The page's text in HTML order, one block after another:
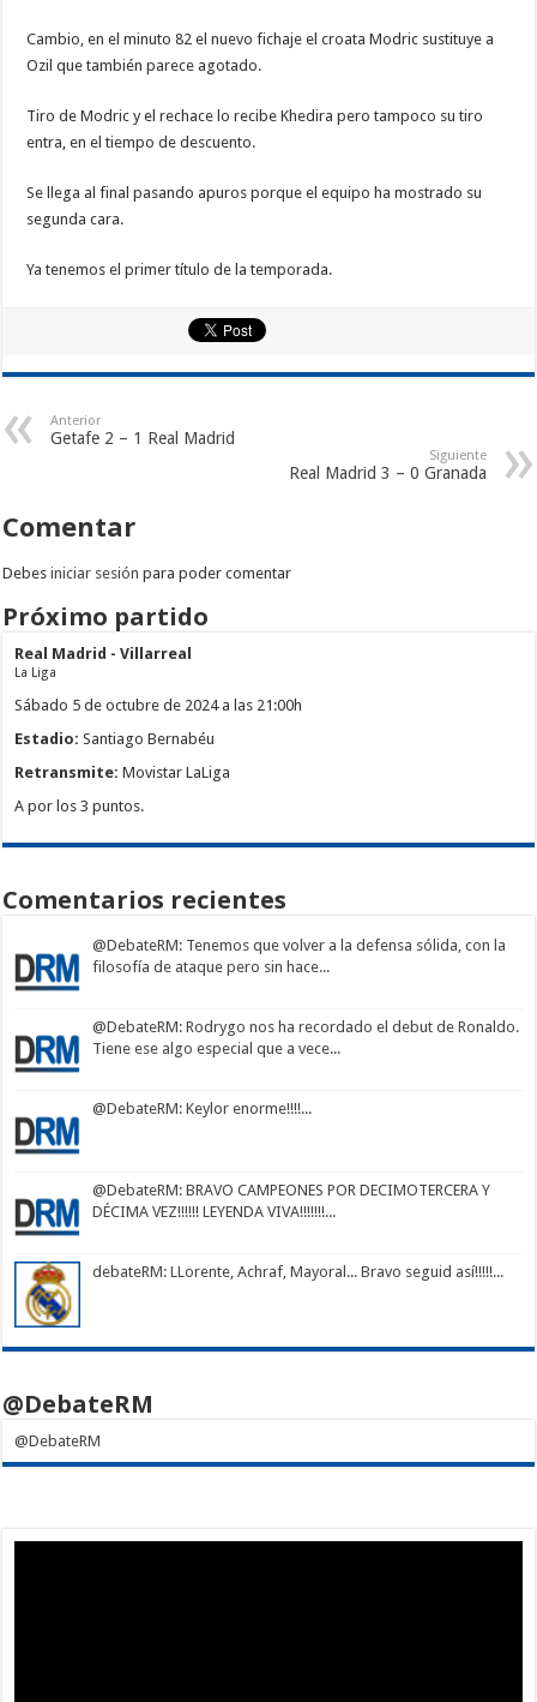
Cambio, en el minuto 82 el nuevo fichaje el croata Modric sustituye a
Ozil que también parece agotado.
Tiro de Modric y el rechace lo recibe Khedira pero tampoco su tiro
entra, en el tiempo de descuento.
Se llega al final pasando apuros porque el equipo ha mostrado su
segunda cara.
Ya tenemos el primer título de la temporada.
Anterior
Getafe 2 – 1 Real Madrid
Siguiente
Real Madrid 3 – 0 Granada
Comentar
Debesiniciar sesión para poder comentar
Próximo partido
Real Madrid - Villarreal
La Liga
Sábado 5 de octubre de 2024 a las 21:00h
Estadio: Santiago Bernabéu
Retransmite: Movistar LaLiga
A por los 3 puntos.
Comentarios recientes
@DebateRM: Tenemos que volver a la defensa sólida, con la
filosofía de ataque pero sin hace...
@DebateRM: Rodrygo nos ha recordado el debut de Ronaldo.
Tiene ese algo especial que a vece...
@DebateRM: Keylor enorme!!!!...
@DebateRM: BRAVO CAMPEONES POR DECIMOTERCERA Y
DÉCIMA VEZ!!!!!! LEYENDA VIVA!!!!!!!...
debateRM: LLorente, Achraf, Mayoral... Bravo seguid así!!!!!...
@DebateRM
@DebateRM